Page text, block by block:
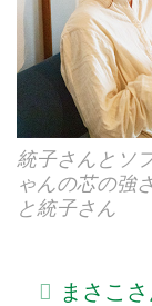
統子さんとソ
ゃんの芯の強
と統子さん
まさこ